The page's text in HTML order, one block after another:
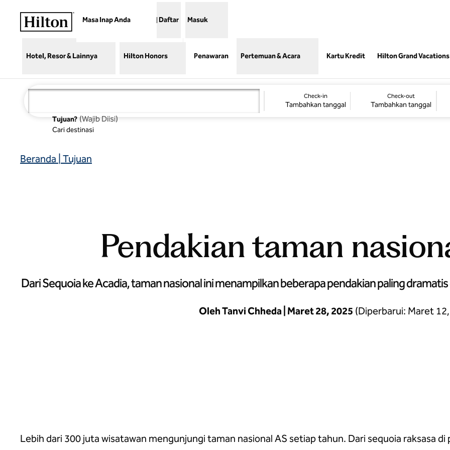
Masa Inap Anda Daftar Masuk
Hotel, Resor & Lainnya Hilton Honors Penawaran Pertemuan & Acara Kartu Kredit Hilton Grand Vacations
Tujuan? (Wajib Diisi)
Cari destinasi
Check-in
Tambahkan tanggal
Check-out
Tambahkan tanggal
Beranda | Tujuan
Pendakian taman
Dari Sequoia ke Acadia, taman nasional ini menampilkan beberapa pendakian paling
Oleh Tanvi Chheda | Maret 28, 2025 (Diperbarui: Maret
Lebih dari 300 juta wisatawan mengunjungi taman nasional AS setiap tahun. Dari sequoia raksasa